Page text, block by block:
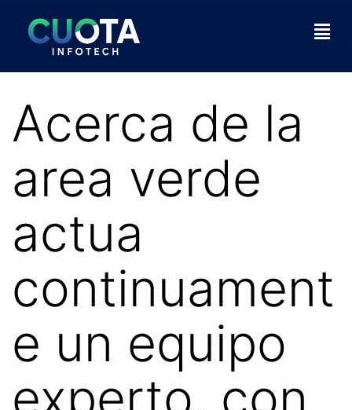
Acerca de la
area verde
actua
continuament
e un equipo
experto, con